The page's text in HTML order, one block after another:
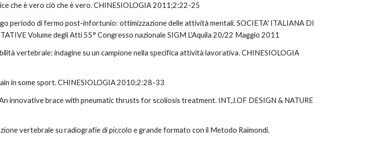
che è vero ciò che è vero. CHINESIOLOGIA 2011;2:22-25
periodo di fermo post-infortunio: ottimizzazione delle attività mentali. SOCIETA' ITALIANA DI
Volume degli Atti 55° Congresso nazionale SIGM L'Aquila 20/22 Maggio 2011
vertebrale: indagine su un campione nella specifica attività lavorativa. CHINESIOLOGIA
in some sport. CHINESIOLOGIA 2010;2:28-33
innovative brace with pneumatic thrusts for scoliosis treatment. INT,J.OF DESIGN & NATURE
vertebrale su radiografie di piccolo e grande formato con il Metodo Raimondi.